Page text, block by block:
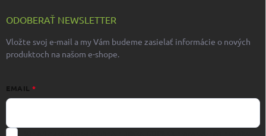
ODOBERAŤ NEWSLETTER
Vložte svoj e-mail a my Vám budeme zasielať informácie o nových
produktoch na našom e-shope.
EMAIL